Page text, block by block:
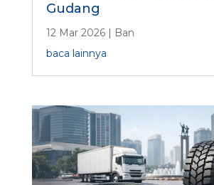
Gudang
12 Mar 2026| Ban
baca lainnya